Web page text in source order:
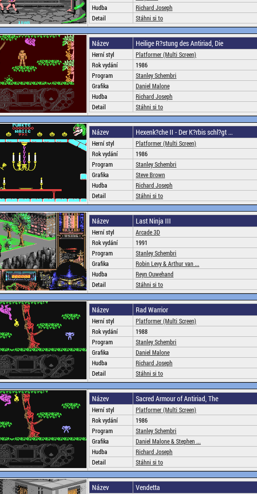
Hudba
Richard Joseph
Detail
Stáhni si to
Název Heilige R?stung des Antiriad, Die
Herní styl
Platformer (Multi Screen)
Rok vydání
1986
Program
Stanley Schembri
Grafika
Daniel Malone
Hudba
Richard Joseph
Detail
Stáhni si to
Název Hexenk?che II - Der K?rbis schl?gt ...
Herní styl
Platformer (Multi Screen)
Rok vydání
1986
Program
Stanley Schembri
Grafika
Steve Brown
Hudba
Richard Joseph
Detail
Stáhni si to
Název Last Ninja III
Herní styl
Arcade 3D
Rok vydání
1991
Program
Stanley Schembri
Grafika
Robin Levy & Arthur van ...
Hudba
Reyn Ouwehand
Detail
Stáhni si to
Název Rad Warrior
Herní styl
Platformer (Multi Screen)
Rok vydání
1988
Program
Stanley Schembri
Grafika
Daniel Malone
Hudba
Richard Joseph
Detail
Stáhni si to
Název Sacred Armour of Antiriad, The
Herní styl
Platformer (Multi Screen)
Rok vydání
1986
Program
Stanley Schembri
Grafika
Daniel Malone & Stephen ...
Hudba
Richard Joseph
Detail
Stáhni si to
Název Vendetta